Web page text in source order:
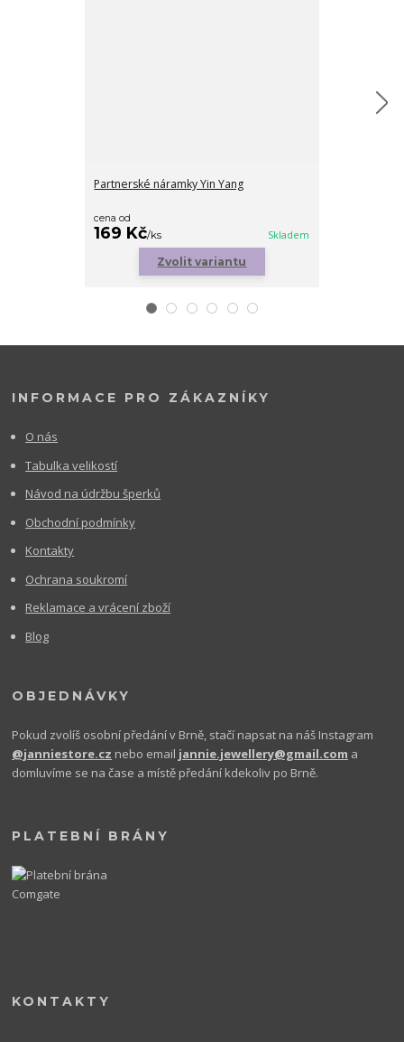
Partnerské náramky Yin Yang
cena od
169 Kč/ks Skladem
Zvolit variantu
INFORMACE PRO ZÁKAZNÍKY
O nás
Tabulka velikostí
Návod na údržbu šperků
Obchodní podmínky
Kontakty
Ochrana soukromí
Reklamace a vrácení zboží
Blog
OBJEDNÁVKY
Pokud zvolíš osobní předání v Brně, stačí napsat na náš Instagram
@janniestore.cz nebo email jannie.jewellery@gmail.com a
domluvíme se na čase a místě předání kdekoliv po Brně.
PLATEBNÍ BRÁNY
KONTAKTY